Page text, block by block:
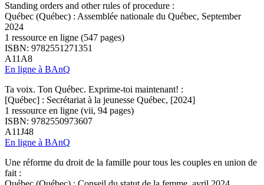
Standing orders and other rules of procedure :
Québec (Québec) : Assemblée nationale du Québec, September
2024
1 ressource en ligne (547 pages)
ISBN: 9782551271351
A11A8
En ligne à BAnQ
Ta voix. Ton Québec. Exprime-toi maintenant! :
[Québec] : Secrétariat à la jeunesse Québec, [2024]
1 ressource en ligne (vii, 94 pages)
ISBN: 9782550973607
A11J48
En ligne à BAnQ
Une réforme du droit de la famille pour tous les couples en union de
fait :